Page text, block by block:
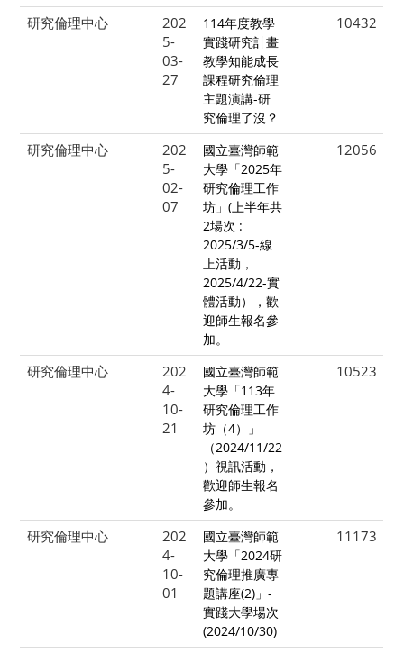
研究倫理中心
202
5-
03-
27
114年度教學
實踐研究計畫
教學知能成長
課程研究倫理
主題演講-研
究倫理了沒？
10432
研究倫理中心
202
5-
02-
07
國立臺灣師範
大學「2025年
研究倫理工作
坊」(上半年共
2場次 :
2025/3/5-線
上活動，
2025/4/22-實
體活動），歡
迎師生報名參
加。
12056
研究倫理中心
202
4-
10-
21
國立臺灣師範
大學「113年
研究倫理工作
坊（4）」
（2024/11/22
）視訊活動，
歡迎師生報名
參加。
10523
研究倫理中心
202
4-
10-
01
國立臺灣師範
大學「2024研
究倫理推廣專
題講座(2)」-
實踐大學場次
(2024/10/30)
11173